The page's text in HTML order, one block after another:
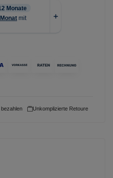
Unkomplizierte Retoure